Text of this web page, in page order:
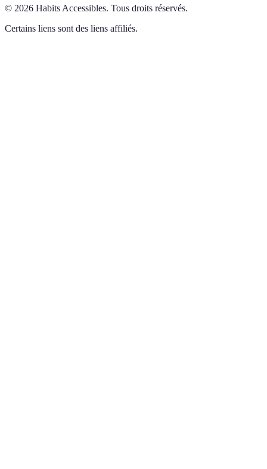
© 2026 Habits Accessibles. Tous droits réservés.
Certains liens sont des liens affiliés.